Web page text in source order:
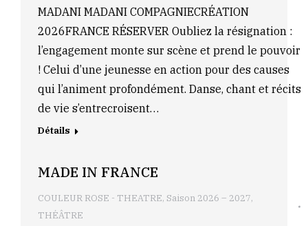
MADANI MADANI COMPAGNIECRÉATION
2026FRANCE RÉSERVER Oubliez la résignation :
l’engagement monte sur scène et prend le pouvoir
! Celui d’une jeunesse en action pour des causes
qui l’animent profondément. Danse, chant et récits
de vie s’entrecroisent…
Détails
MADE IN FRANCE
COULEUR ROSE - THEATRE, Saison 2026 – 2027,
THÉÂTRE